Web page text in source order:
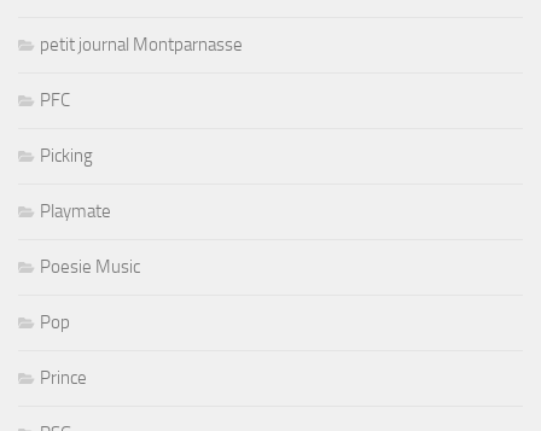
petit journal Montparnasse
PFC
Picking
Playmate
Poesie Music
Pop
Prince